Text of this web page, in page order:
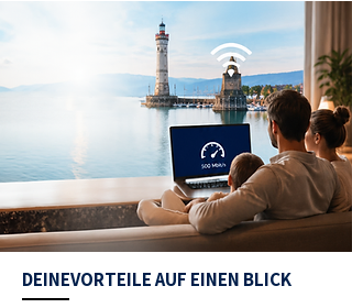
DEINEVORTEILE AUF EINEN BLICK